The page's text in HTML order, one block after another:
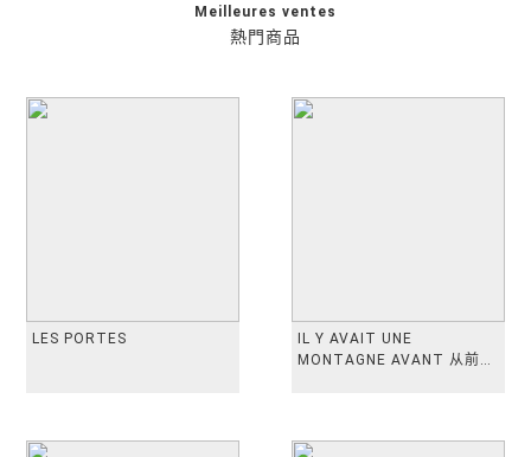
熱門商品
Meilleures ventes
LES PORTES
IL Y AVAIT UNE
MONTAGNE AVANT 从前有